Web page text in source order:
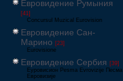
Евровидение Румыния
[41]
Concursul Muzical Eurovision
Евровидение Сан-
Марино [23]
Eurovisione
Евровидение Сербия [39]
Еуровисион Pesma Evrovizije Песма
Евровизије